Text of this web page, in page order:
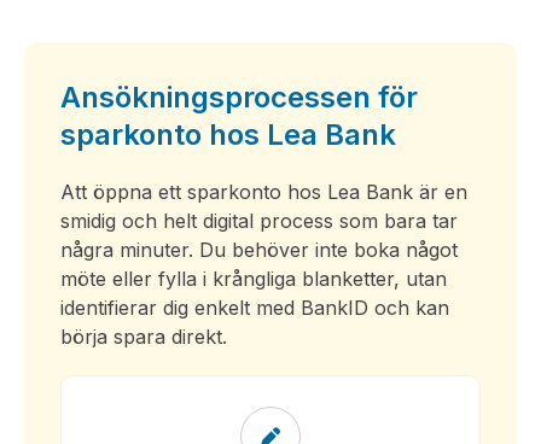
Ansökningsprocessen för
sparkonto hos Lea Bank
Att öppna ett sparkonto hos Lea Bank är en
smidig och helt digital process som bara tar
några minuter. Du behöver inte boka något
möte eller fylla i krångliga blanketter, utan
identifierar dig enkelt med BankID och kan
börja spara direkt.